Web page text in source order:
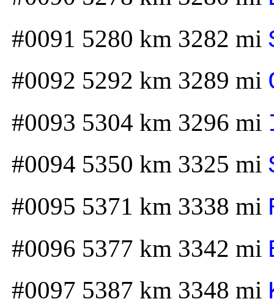
#0091 5280 km 3282 mi
#0092 5292 km 3289 mi
#0093 5304 km 3296 mi
#0094 5350 km 3325 mi
#0095 5371 km 3338 mi
#0096 5377 km 3342 mi
#0097 5387 km 3348 mi